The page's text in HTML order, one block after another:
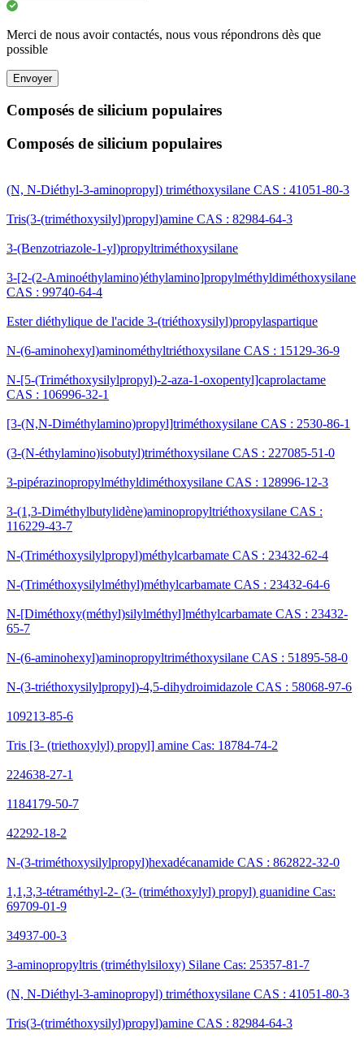
Merci de nous avoir contactés, nous vous répondrons dès que
possible
Envoyer
Composés de silicium populaires
Composés de silicium populaires
(N, N-Diéthyl-3-aminopropyl) triméthoxysilane CAS : 41051-80-3
Tris(3-(triméthoxysilyl)propyl)amine CAS : 82984-64-3
3-(Benzotriazole-1-yl)propyltriméthoxysilane
3-[2-(2-Aminoéthylamino)éthylamino]propylméthyldiméthoxysilane
CAS : 99740-64-4
Ester diéthylique de l'acide 3-(triéthoxysilyl)propylaspartique
N-(6-aminohexyl)aminométhyltriéthoxysilane CAS : 15129-36-9
N-[5-(Triméthoxysilylpropyl)-2-aza-1-oxopentyl]caprolactame
CAS : 106996-32-1
[3-(N,N-Diméthylamino)propyl]triméthoxysilane CAS : 2530-86-1
(3-(N-éthylamino)isobutyl)triméthoxysilane CAS : 227085-51-0
3-pipérazinopropylméthyldiméthoxysilane CAS : 128996-12-3
3-(1,3-Diméthylbutylidène)aminopropyltriéthoxysilane CAS :
116229-43-7
N-(Triméthoxysilylpropyl)méthylcarbamate CAS : 23432-62-4
N-(Triméthoxysilylméthyl)méthylcarbamate CAS : 23432-64-6
N-[Diméthoxy(méthyl)silylméthyl]méthylcarbamate CAS : 23432-
65-7
N-(6-aminohexyl)aminopropyltriméthoxysilane CAS : 51895-58-0
N-(3-triéthoxysilylpropyl)-4,5-dihydroimidazole CAS : 58068-97-6
109213-85-6
Tris [3- (triethoxylyl) propyl] amine Cas: 18784-74-2
224638-27-1
1184179-50-7
42292-18-2
N-(3-triméthoxysilylpropyl)hexadécanamide CAS : 862822-32-0
1,1,3,3-tétraméthyl-2- (3- (triméthoxylyl) propyl) guanidine Cas:
69709-01-9
34937-00-3
3-aminopropyltris (triméthylsiloxy) Silane Cas: 25357-81-7
(N, N-Diéthyl-3-aminopropyl) triméthoxysilane CAS : 41051-80-3
Tris(3-(triméthoxysilyl)propyl)amine CAS : 82984-64-3